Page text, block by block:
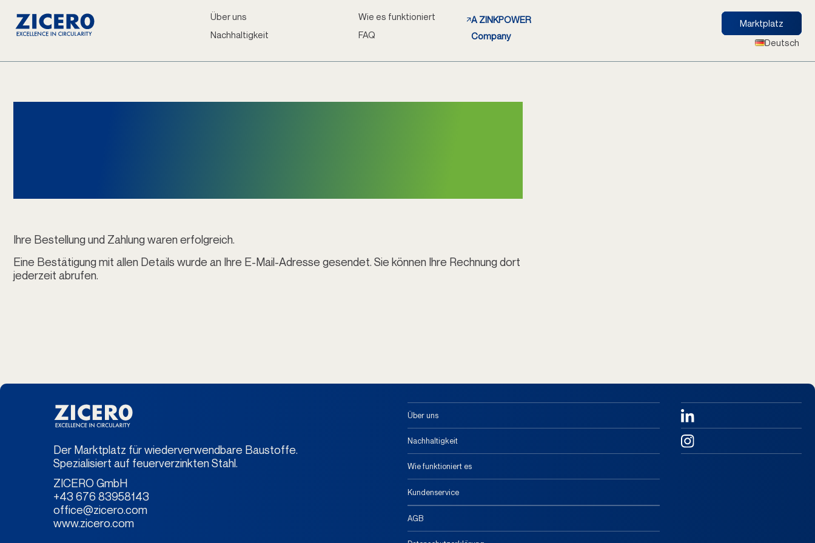
Über uns
Nachhaltigkeit
Wie es funktioniert
FAQ
A ZINKPOWER
Company
Marktplatz
Deutsch
Ihre Bestellung und Zahlung waren erfolgreich.
Eine Bestätigung mit allen Details wurde an Ihre E-Mail-Adresse gesendet. Sie können Ihre Rechnung dort
jederzeit abrufen.
Der Marktplatz für wiederverwendbare Baustoffe.
Spezialisiert auf feuerverzinkten Stahl.
ZICERO GmbH
+43 676 83958143
office@zicero.com
www.zicero.com
Über uns
Nachhaltigkeit
Wie funktioniert es
Kundenservice
AGB